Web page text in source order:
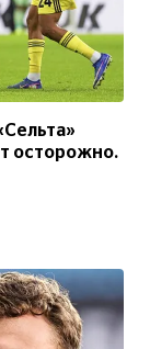
осторожно.